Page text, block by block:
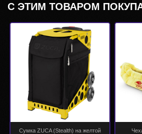
С ЭТИМ ТОВАРОМ
Сумка ZUCA (Stealth) на желтой